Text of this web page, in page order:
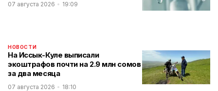
07 августа 2026 19:09
НОВОСТИ
На Иссык-Куле выписали
экоштрафов почти на 2.9 млн сомов
за два месяца
07 августа 2026 18:10